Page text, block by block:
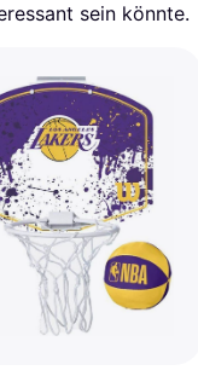
sein könnte.